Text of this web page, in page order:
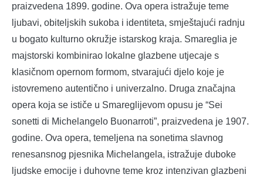
praizvedena 1899. godine. Ova opera istražuje teme
ljubavi, obiteljskih sukoba i identiteta, smještajući radnju
u bogato kulturno okružje istarskog kraja. Smareglia je
majstorski kombinirao lokalne glazbene utjecaje s
klasičnom opernom formom, stvarajući djelo koje je
istovremeno autentično i univerzalno. Druga značajna
opera koja se ističe u Smareglijevom opusu je “Sei
sonetti di Michelangelo Buonarroti”, praizvedena je 1907.
godine. Ova opera, temeljena na sonetima slavnog
renesansnog pjesnika Michelangela, istražuje duboke
ljudske emocije i duhovne teme kroz intenzivan glazbeni